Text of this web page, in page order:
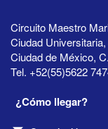
Circuito Maestro
Ciudad
Ciudad de México,
Tel. +52(55)5622
¿Cómo llegar?